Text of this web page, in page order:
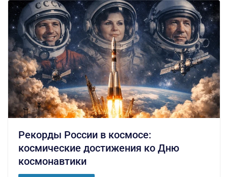
Рекорды России в космосе:
космические достижения ко Дню
космонавтики